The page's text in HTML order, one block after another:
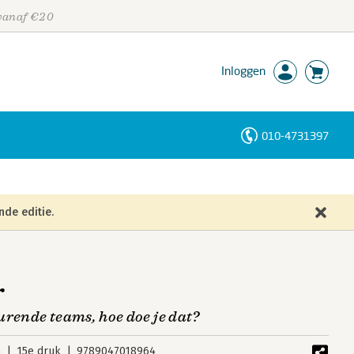
€20
Inloggen
010-4731397
editie.
teams, hoe doe je dat?
15e druk 9789047018964
Personen
Trefwoorden